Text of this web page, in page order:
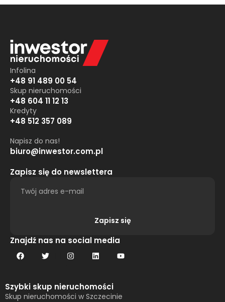
Infolina
+48 91 489 00 54
Skup nieruchomości
+48 604 11 12 13
Kredyty
+48 512 357 089
Napisz do nas!
biuro@inwestor.com.pl
Zapisz się do newslettera
Zapisz się
Alternative:
Znajdź nas na social media
Szybki skup nieruchomości
Skup nieruchomości w Szczecinie